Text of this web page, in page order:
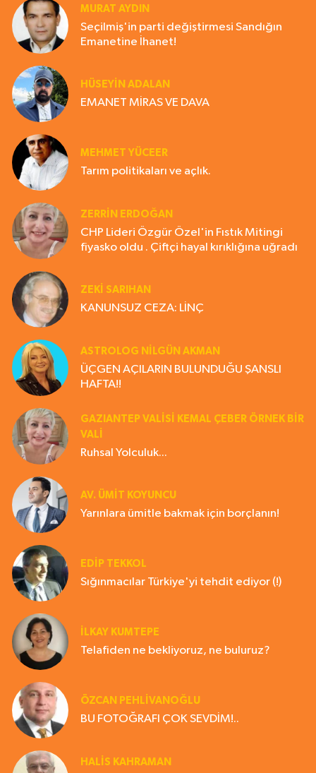
MURAT AYDIN
Seçilmiş'in parti değiştirmesi Sandığın
Emanetine İhanet!
HÜSEYIN ADALAN
EMANET MİRAS VE DAVA
MEHMET YÜCEER
Tarım politikaları ve açlık.
ZERRIN ERDOĞAN
CHP Lideri Özgür Özel'in Fıstık Mitingi
fiyasko oldu . Çiftçi hayal kırıklığına uğradı
ZEKI SARIHAN
KANUNSUZ CEZA: LİNÇ
ASTROLOG NILGÜN AKMAN
ÜÇGEN AÇILARIN BULUNDUĞU ŞANSLI
HAFTA!!
GAZIANTEP VALISI KEMAL ÇEBER ÖRNEK BİR
VALİ
Ruhsal Yolculuk...
AV. ÜMIT KOYUNCU
Yarınlara ümitle bakmak için borçlanın!
EDIP TEKKOL
Sığınmacılar Türkiye'yi tehdit ediyor (!)
İLKAY KUMTEPE
Telafiden ne bekliyoruz, ne buluruz?
ÖZCAN PEHLİVANOĞLU
BU FOTOĞRAFI ÇOK SEVDİM!..
HALIS KAHRAMAN